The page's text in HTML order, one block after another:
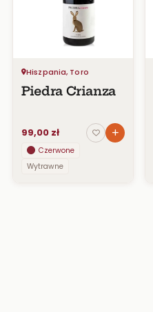
Hiszpania, Toro
Piedra Crianza
99,00 zł
Czerwone
Wytrawne